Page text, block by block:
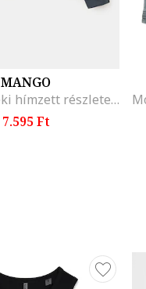
MANGO
Farmerdzseki hímzett részletekkel, Sötétkék
7.595 Ft